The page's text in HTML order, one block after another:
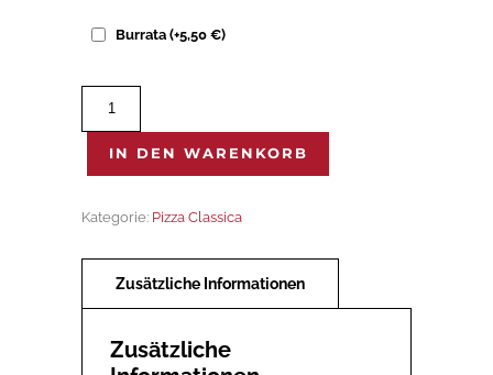
Burrata (+5,50 €)
MengeIN DEN WARENKORB
Kategorie: Pizza Classica
Zusätzliche